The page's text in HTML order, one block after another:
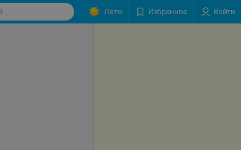
Лето Избранное Войти